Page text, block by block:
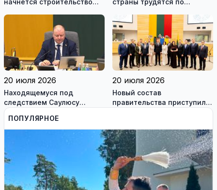
это выгодно и
сотрудникам, и
работодателям
20 июля 2026
Находящемуся под
следствием Саулюсу
Сквернялису временно
разрешили выехать за
границу
20 июля 2026
Новый состав
правительства приступил к
ПОПУЛЯРНОЕ